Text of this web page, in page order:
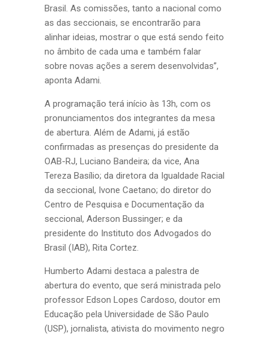
Brasil. As comissões, tanto a nacional como
as das seccionais, se encontrarão para
alinhar ideias, mostrar o que está sendo feito
no âmbito de cada uma e também falar
sobre novas ações a serem desenvolvidas”,
aponta Adami.
A programação terá início às 13h, com os
pronunciamentos dos integrantes da mesa
de abertura. Além de Adami, já estão
confirmadas as presenças do presidente da
OAB-RJ, Luciano Bandeira; da vice, Ana
Tereza Basílio; da diretora da Igualdade Racial
da seccional, Ivone Caetano; do diretor do
Centro de Pesquisa e Documentação da
seccional, Aderson Bussinger; e da
presidente do Instituto dos Advogados do
Brasil (IAB), Rita Cortez.
Humberto Adami destaca a palestra de
abertura do evento, que será ministrada pelo
professor Edson Lopes Cardoso, doutor em
Educação pela Universidade de São Paulo
(USP), jornalista, ativista do movimento negro